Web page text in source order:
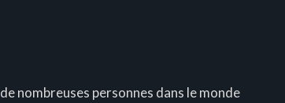
nombreuses personnes dans le monde